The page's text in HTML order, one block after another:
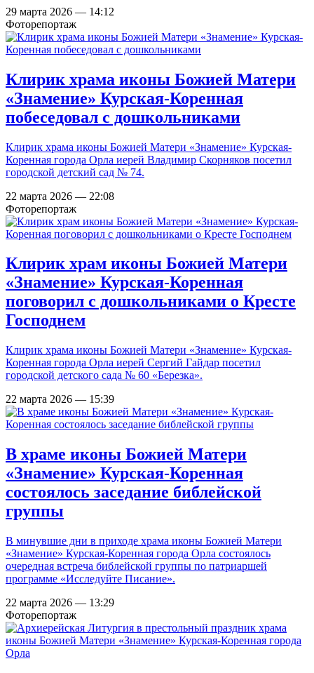
29 марта 2026 — 14:12
Фоторепортаж
Клирик храма иконы Божией Матери
«Знамение» Курская-Коренная
побеседовал с дошкольниками
Клирик храма иконы Божией Матери «Знамение» Курская-
Коренная города Орла иерей Владимир Скорняков посетил
городской детский сад № 74.
22 марта 2026 — 22:08
Фоторепортаж
Клирик храм иконы Божией Матери
«Знамение» Курская-Коренная
поговорил с дошкольниками о Кресте
Господнем
Клирик храма иконы Божией Матери «Знамение» Курская-
Коренная города Орла иерей Сергий Гайдар посетил
городской детского сада № 60 «Березка».
22 марта 2026 — 15:39
В храме иконы Божией Матери
«Знамение» Курская-Коренная
состоялось заседание библейской
группы
В минувшие дни в приходе храма иконы Божией Матери
«Знамение» Курская-Коренная города Орла состоялось
очередная встреча библейской группы по патриаршей
программе «Исследуйте Писание».
22 марта 2026 — 13:29
Фоторепортаж